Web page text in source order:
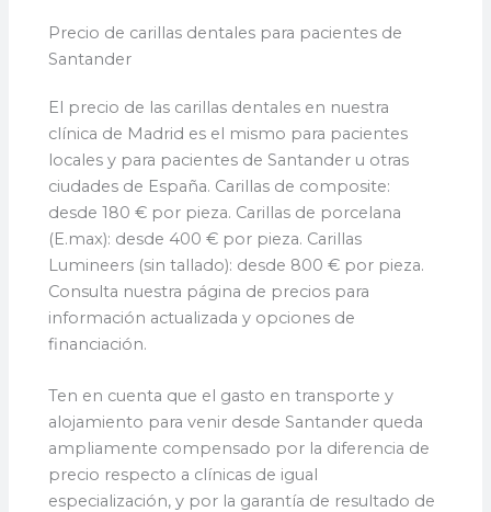
Precio de carillas dentales para pacientes de
Santander
El precio de las carillas dentales en nuestra
clínica de Madrid es el mismo para pacientes
locales y para pacientes de Santander u otras
ciudades de España. Carillas de composite:
desde 180 € por pieza. Carillas de porcelana
(E.max): desde 400 € por pieza. Carillas
Lumineers (sin tallado): desde 800 € por pieza.
Consulta nuestra página de precios para
información actualizada y opciones de
financiación.
Ten en cuenta que el gasto en transporte y
alojamiento para venir desde Santander queda
ampliamente compensado por la diferencia de
precio respecto a clínicas de igual
especialización, y por la garantía de resultado de